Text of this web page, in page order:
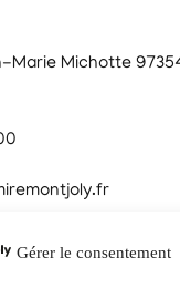
Gérer le consentement
Marie Michotte